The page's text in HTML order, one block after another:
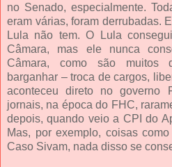
no Senado, especialmente.
eram várias, foram derrubadas.
Lula não tem. O Lula
Câmara, mas ele nunca
Câmara, como são muitos
barganhar – troca de cargos,
aconteceu direto no governo
jornais, na época do FHC,
depois, quando veio a CPI do
Mas, por exemplo, coisas
Caso Sivam, nada disso se